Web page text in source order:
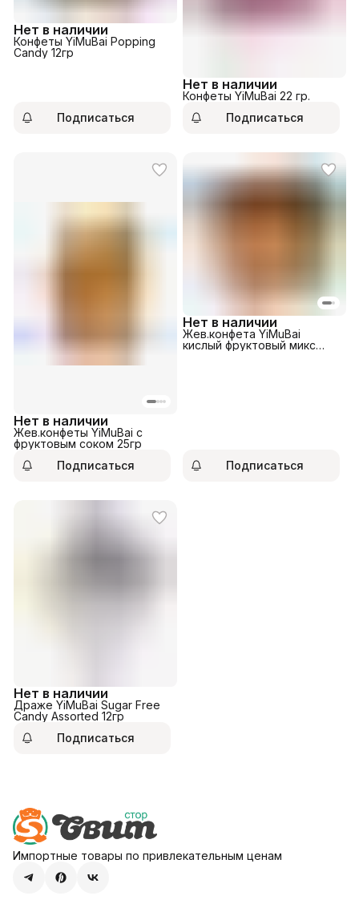
Нет в наличии
Конфеты YiMuBai Popping
Candy 12гр
Подписаться
Нет в наличии
Конфеты YiMuBai 22 гр.
Подписаться
Нет в наличии
Жев.конфеты YiMuBai с
фруктовым соком 25гр
Подписаться
Нет в наличии
Жев.конфета YiMuBai
кислый фруктовый микс
Подписаться
Нет в наличии
Драже YiMuBai Sugar Free
Candy Assorted 12гр
Подписаться
Импортные товары по привлекательным ценам